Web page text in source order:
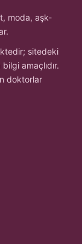
moda, aşk-
sitedeki
amaçlıdır.
doktorlar